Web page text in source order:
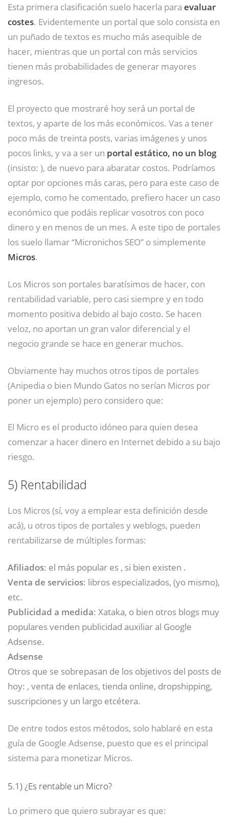
Esta primera clasificación suelo hacerla para evaluar
costes. Evidentemente un portal que solo consista en
un puñado de textos es mucho más asequible de
hacer, mientras que un portal con más servicios
tienen más probabilidades de generar mayores
ingresos.
El proyecto que mostraré hoy será un portal de
textos, y aparte de los más económicos. Vas a tener
poco más de treinta posts, varias imágenes y unos
pocos links, y va a ser un portal estático, no un blog
(insisto: ), de nuevo para abaratar costos. Podríamos
optar por opciones más caras, pero para este caso de
ejemplo, como he comentado, prefiero hacer un caso
económico que podáis replicar vosotros con poco
dinero y en menos de un mes. A este tipo de portales
los suelo llamar “Micronichos SEO” o simplemente
Micros.
Los Micros son portales baratísimos de hacer, con
rentabilidad variable, pero casi siempre y en todo
momento positiva debido al bajo costo. Se hacen
veloz, no aportan un gran valor diferencial y el
negocio grande se hace en generar muchos.
Obviamente hay muchos otros tipos de portales
(Anipedia o bien Mundo Gatos no serían Micros por
poner un ejemplo) pero considero que:
El Micro es el producto idóneo para quien desea
comenzar a hacer dinero en Internet debido a su bajo
riesgo.
5) Rentabilidad
Los Micros (sí, voy a emplear esta definición desde
acá), u otros tipos de portales y weblogs, pueden
rentabilizarse de múltiples formas:
Afiliados: el más popular es , si bien existen .
Venta de servicios: libros especializados, (yo mismo),
etc.
Publicidad a medida: Xataka, o bien otros blogs muy
populares venden publicidad auxiliar al Google
Adsense.
Adsense
Otros que se sobrepasan de los objetivos del posts de
hoy: , venta de enlaces, tienda online, dropshipping,
suscripciones y un largo etcétera.
De entre todos estos métodos, solo hablaré en esta
guía de Google Adsense, puesto que es el principal
sistema para monetizar Micros.
5.1) ¿Es rentable un Micro?
Lo primero que quiero subrayar es que: